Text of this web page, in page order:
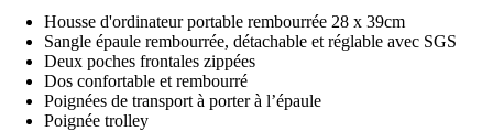
Housse d'ordinateur portable rembourrée 28 x 39cm
Sangle épaule rembourrée, détachable et réglable avec SGS
Deux poches frontales zippées
Dos confortable et rembourré
Poignées de transport à porter à l’épaule
Poignée trolley